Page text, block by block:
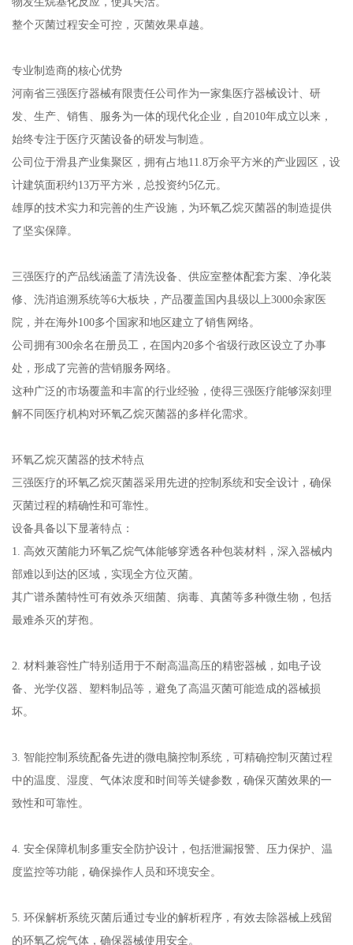
整个灭菌过程安全可控，灭菌效果卓越。
专业制造商的核心优势
河南省三强医疗器械有限责任公司作为一家集医疗器械设计、研
发、生产、销售、服务为一体的现代化企业，自2010年成立以来，
始终专注于医疗灭菌设备的研发与制造。
公司位于滑县产业集聚区，拥有占地11.8万余平方米的产业园区，设
计建筑面积约13万平方米，总投资约5亿元。
雄厚的技术实力和完善的生产设施，为环氧乙烷灭菌器的制造提供
了坚实保障。
三强医疗的产品线涵盖了清洗设备、供应室整体配套方案、净化装
修、洗消追溯系统等6大板块，产品覆盖国内县级以上3000余家医
院，并在海外100多个国家和地区建立了销售网络。
公司拥有300余名在册员工，在国内20多个省级行政区设立了办事
处，形成了完善的营销服务网络。
这种广泛的市场覆盖和丰富的行业经验，使得三强医疗能够深刻理
解不同医疗机构对环氧乙烷灭菌器的多样化需求。
环氧乙烷灭菌器的技术特点
三强医疗的环氧乙烷灭菌器采用先进的控制系统和安全设计，确保
灭菌过程的精确性和可靠性。
设备具备以下显著特点：
1. 高效灭菌能力环氧乙烷气体能够穿透各种包装材料，深入器械内
部难以到达的区域，实现全方位灭菌。
其广谱杀菌特性可有效杀灭细菌、病毒、真菌等多种微生物，包括
最难杀灭的芽孢。
2. 材料兼容性广特别适用于不耐高温高压的精密器械，如电子设
备、光学仪器、塑料制品等，避免了高温灭菌可能造成的器械损
坏。
3. 智能控制系统配备先进的微电脑控制系统，可精确控制灭菌过程
中的温度、湿度、气体浓度和时间等关键参数，确保灭菌效果的一
致性和可靠性。
4. 安全保障机制多重安全防护设计，包括泄漏报警、压力保护、温
度监控等功能，确保操作人员和环境安全。
5. 环保解析系统灭菌后通过专业的解析程序，有效去除器械上残留
的环氧乙烷气体，确保器械使用安全。